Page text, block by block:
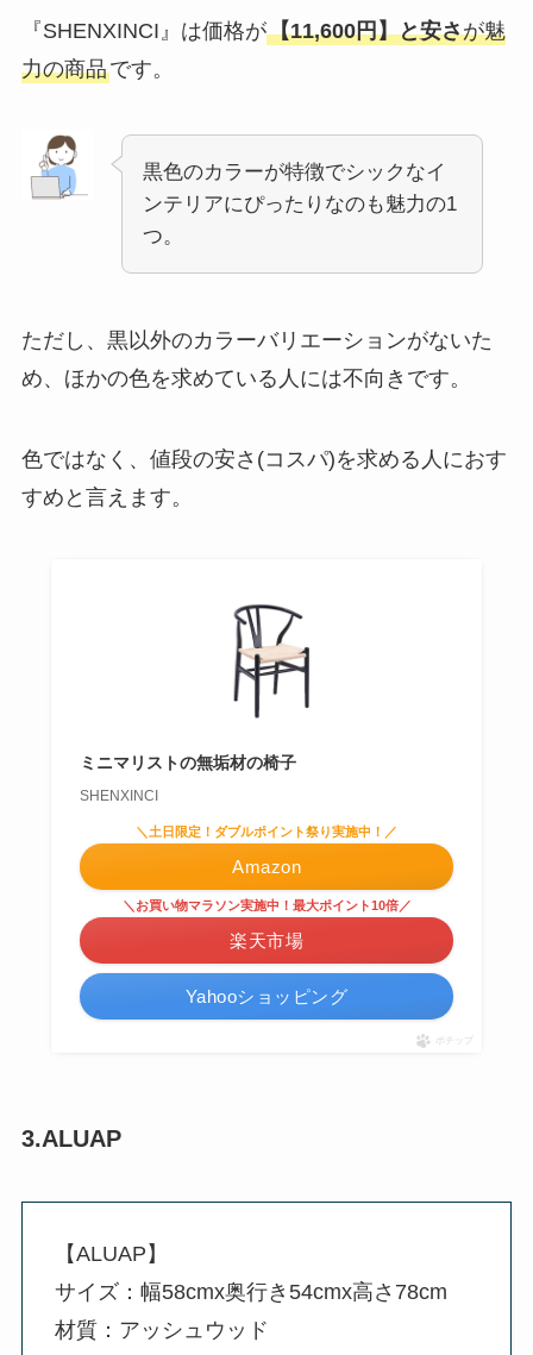
『SHENXINCI』は価格が【11,600円】と安さが魅
力の商品です。
黒色のカラーが特徴でシックなイ
ンテリアにぴったりなのも魅力の1
つ。
ただし、黒以外のカラーバリエーションがないた
め、ほかの色を求めている人には不向きです。
色ではなく、値段の安さ(コスパ)を求める人におす
すめと言えます。
ミニマリストの無垢材の椅子
SHENXINCI
＼土日限定！ダブルポイント祭り実施中！／
Amazon
＼お買い物マラソン実施中！最大ポイント10倍／
楽天市場
Yahooショッピング
ポチップ
3.ALUAP
【ALUAP】
サイズ：幅58cmx奥行き54cmx高さ78cm
材質：アッシュウッド